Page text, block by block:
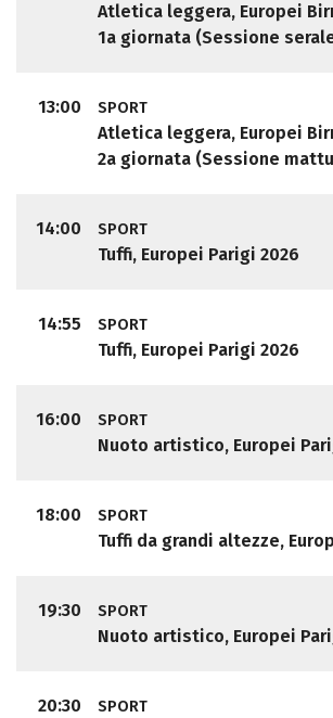
Atletica leggera, Europei
1a giornata (Sessione
13:00 SPORT
Atletica leggera, Europei
2a giornata (Sessione
14:00 SPORT
Tuffi, Europei Parigi 2026
14:55 SPORT
Tuffi, Europei Parigi 2026
16:00 SPORT
Nuoto artistico, Europei
18:00 SPORT
Tuffi da grandi altezze,
19:30 SPORT
Nuoto artistico, Europei
20:30 SPORT